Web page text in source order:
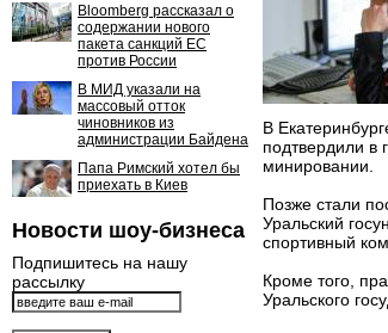
Bloomberg рассказал о
содержании нового
пакета санкций ЕС
против России
В МИД указали на
массовый отток
чиновников из
администрации Байдена
Папа Римский хотел бы
приехать в Киев
Новости шоу-бизнеса
Подпишитесь на нашу
рассылку
В
подтвердили в
минировании.
Позже стали
Уральский
спортивный
Кроме того,
Уральского